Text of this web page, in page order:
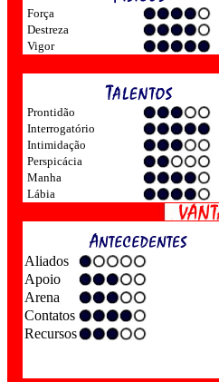
Força
Destreza
Vigor
Prontidão
Interrogatório
Intimidação
Perspicácia
Manha
Lábia
Aliados
Apoio
Arena
Contatos
Recursos